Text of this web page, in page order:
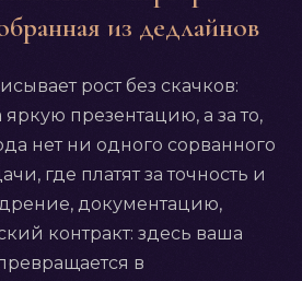
из дедлайнов
рост без скачков:
презентацию, а за то,
нет ни одного сорванного
где платят за точность и
документацию,
контракт: здесь ваша
в